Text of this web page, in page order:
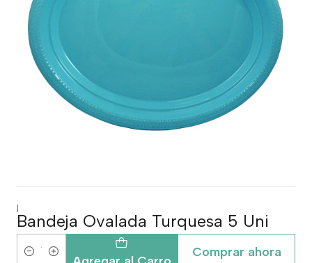
|
Bandeja Ovalada Turquesa 5 Uni
Cantidad
Comprar ahora